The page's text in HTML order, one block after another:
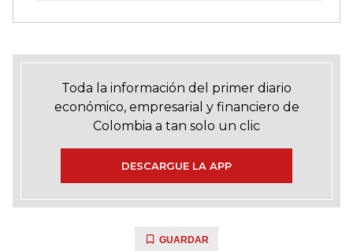
Toda la información del primer diario
económico, empresarial y financiero de
Colombia a tan solo un clic
DESCARGUE LA APP
GUARDAR